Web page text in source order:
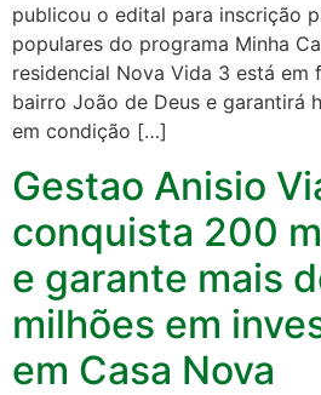
publicou o edital para inscrição
populares do programa Minha
residencial Nova Vida 3 está em
bairro João de Deus e garantirá
em condição […]
Gestao Anisio
conquista 200
e garante mais
milhões em
em Casa Nova